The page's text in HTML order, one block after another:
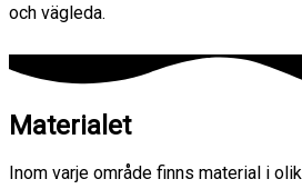
och vägleda.
Materialet
Inom varje område finns material i